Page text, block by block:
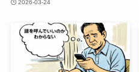
2026-03-24